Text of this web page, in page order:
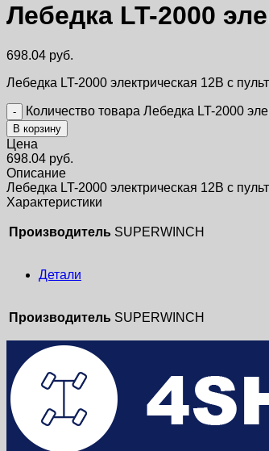
Лебедка LT-2000
698.04 руб.
Лебедка LT-2000 электрическая 12В с
Количество товара Лебедка LT-2000
В корзину
Цена
698.04 руб.
Описание
Лебедка LT-2000 электрическая 12В с
Характеристики
Производитель SUPERWINCH
Детали
Производитель SUPERWINCH